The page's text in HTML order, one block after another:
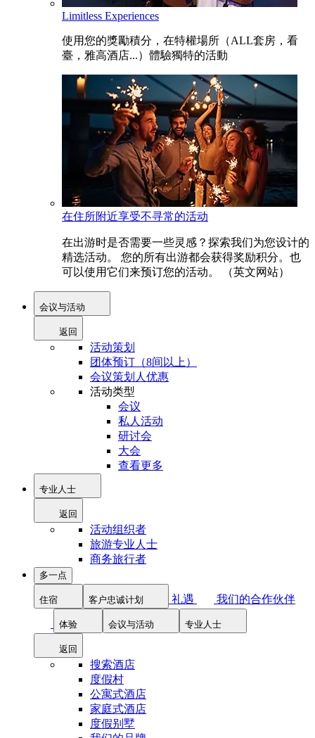
Limitless Experiences
使用您的獎勵積分，在特權場所（ALL套房，看
臺，雅高酒店...）體驗獨特的活動
在住所附近享受不寻常的活动
在出游时是否需要一些灵感？探索我们为您设计的
精选活动。 您的所有出游都会获得奖励积分。也
可以使用它们来预订您的活动。 （英文网站）
会议与活动
返回
活动策划
团体预订（8间以上）
会议策划人优惠
活动类型
会议
私人活动
研讨会
大会
查看更多
专业人士
返回
活动组织者
旅游专业人士
商务旅行者
多一点
住宿 客户忠诚计划 礼遇 我们的合作伙伴
体验 会议与活动 专业人士
返回
搜索酒店
度假村
公寓式酒店
家庭式酒店
度假别墅